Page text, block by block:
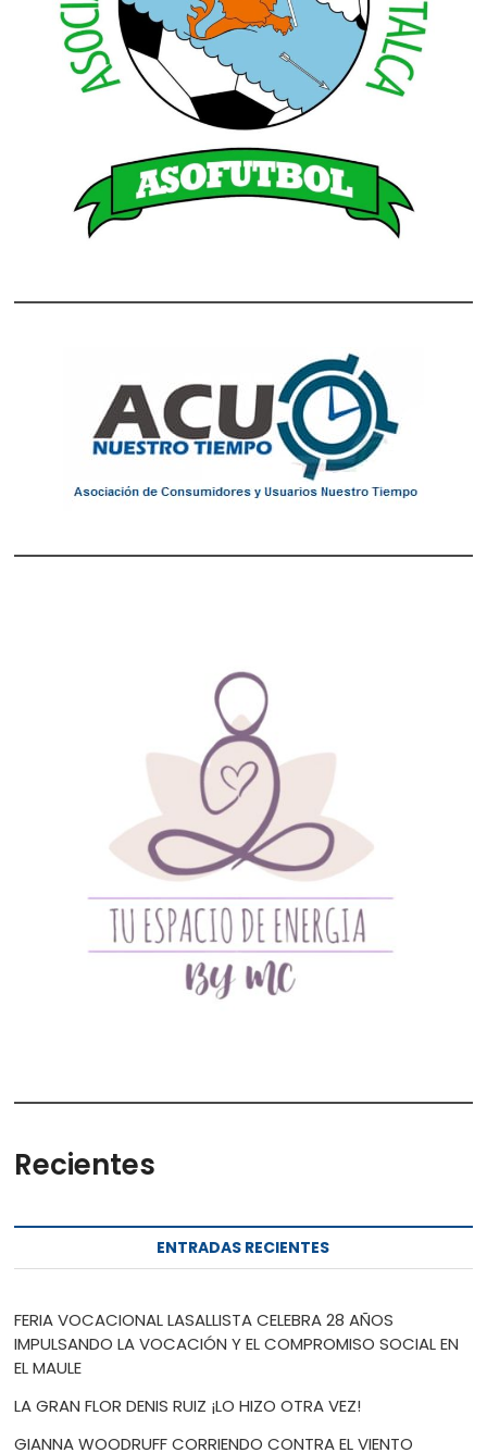
Recientes
ENTRADAS RECIENTES
FERIA VOCACIONAL LASALLISTA CELEBRA 28 AÑOS
IMPULSANDO LA VOCACIÓN Y EL COMPROMISO SOCIAL EN
EL MAULE
LA GRAN FLOR DENIS RUIZ ¡LO HIZO OTRA VEZ!
GIANNA WOODRUFF CORRIENDO CONTRA EL VIENTO